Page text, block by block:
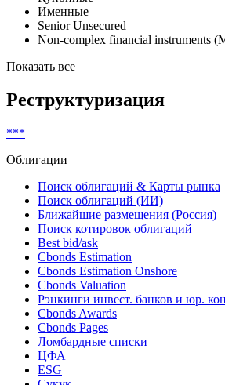
Именные
Senior Unsecured
Non-complex financial instruments
Показать все
Реструктуризация
***
Облигации
Поиск облигаций & Карты рынка
Поиск облигаций (ИИ)
Ближайшие размещения (Россия)
Поиск котировок облигаций
Best bid/ask
Cbonds Estimation
Cbonds Estimation Onshore
Cbonds Valuation
Рэнкинги инвест. банков и юр.
Cbonds Awards
Cbonds Pages
Ломбардные списки
ЦФА
ESG